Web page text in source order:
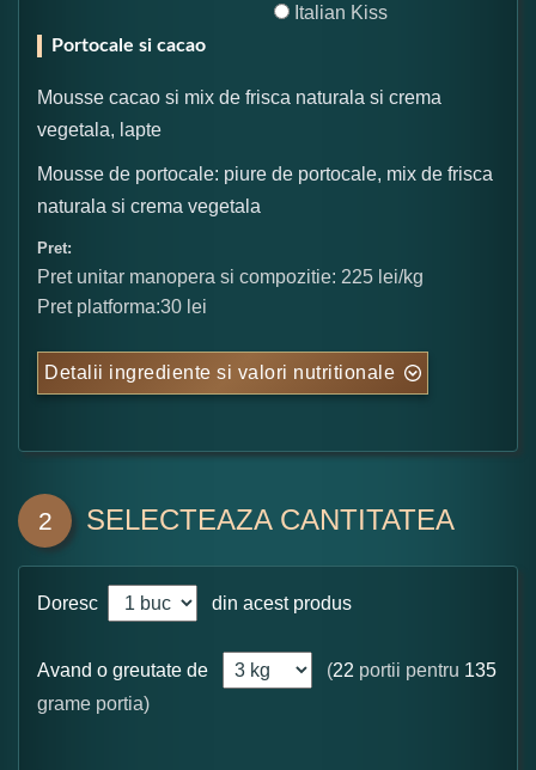
Italian Kiss
Portocale si cacao
Mousse cacao si mix de frisca naturala si crema
vegetala, lapte
Mousse de portocale: piure de portocale, mix de frisca
naturala si crema vegetala
Pret:
Pret unitar manopera si compozitie: 225 lei/kg
Pret platforma:30 lei
Detalii ingrediente si valori nutritionale
2 SELECTEAZA CANTITATEA
Doresc din acest produs
Avand o greutate de (22 portii pentru 135
grame portia)